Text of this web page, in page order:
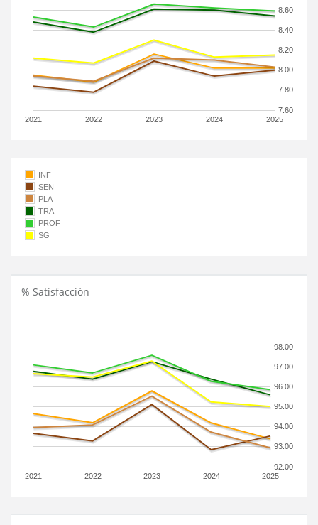
2021 2022 2023 2024 2025
7.60
7.80
8.00
8.20
8.40
8.60
INF
SEN
PLA
TRA
PROF
SG
% Satisfacción
2021 2022 2023 2024 2025
92.00
93.00
94.00
95.00
96.00
97.00
98.00